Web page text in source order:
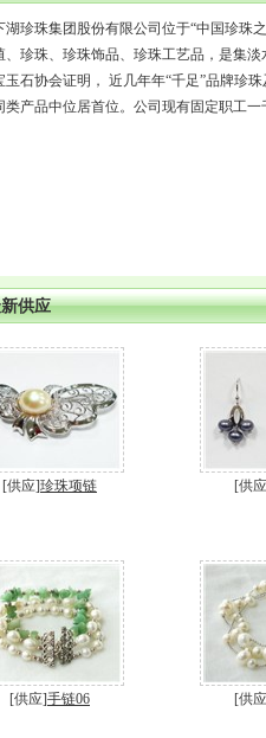
湖珍珠集团股份有限公司位于“中国珍珠
、珍珠、珍珠饰品、珍珠工艺品，是集
玉石协会证明， 近几年年“千足”品牌珍
类产品中位居首位。公司现有固定职工一
供应
[供应]珍珠项链 [供
[供应]手链06 [供